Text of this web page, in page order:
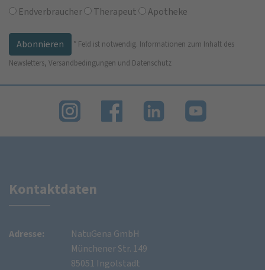
Endverbraucher Therapeut Apotheke
* Feld ist notwendig. Informationen zum Inhalt des
Newsletters, Versandbedingungen und Datenschutz
Kontaktdaten
Adresse:
NatuGena GmbH
Münchener Str. 149
85051 Ingolstadt